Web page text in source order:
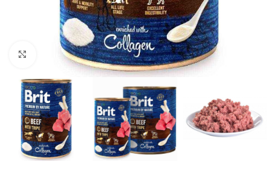
Нажмите, чтобы увеличить